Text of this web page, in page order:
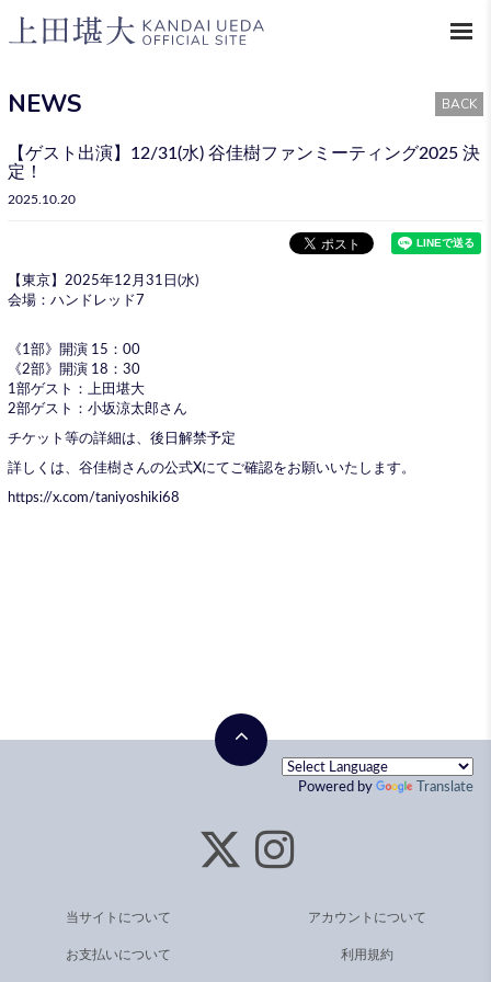
NEWS BACK
【ゲスト出演】12/31(水) 谷佳樹ファンミーティング2025 決
定！
2025.10.20
【東京】2025年12月31日(水)
会場：ハンドレッド7
《1部》開演 15：00
《2部》開演 18：30
1部ゲスト：上田堪大
2部ゲスト：小坂涼太郎さん
チケット等の詳細は、後日解禁予定
詳しくは、谷佳樹さんの公式Xにてご確認をお願いいたします。
https://x.com/taniyoshiki68
Powered by Translate
当サイトについて アカウントについて
お支払いについて 利用規約